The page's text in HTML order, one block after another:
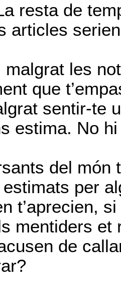
resta de
articles
malgrat les
que
sentir-te
estima. No
del món
per
t’aprecien,
mentiders
de